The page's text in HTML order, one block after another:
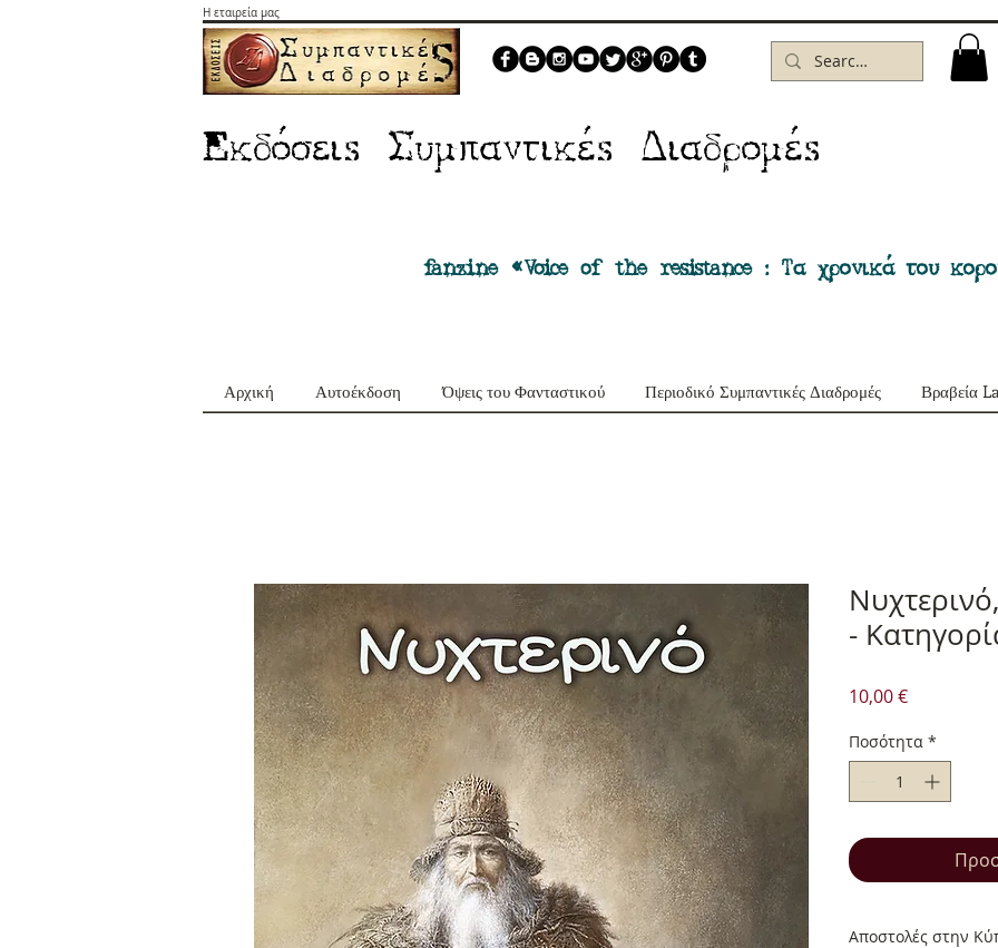
Η εταιρεία μας
Eκδόσειs Συμπαντικέs Διαδρομέs
fanzine «Voice of the resistance : Τα χρονικά του
Αρχική Αυτοέκδοση Όψεις του Φανταστικού Περιοδικό Συμπαντικές Διαδρομές Βραβεία
-
10,00 €Τιμή
Ποσότητα *
Αποστολές στην